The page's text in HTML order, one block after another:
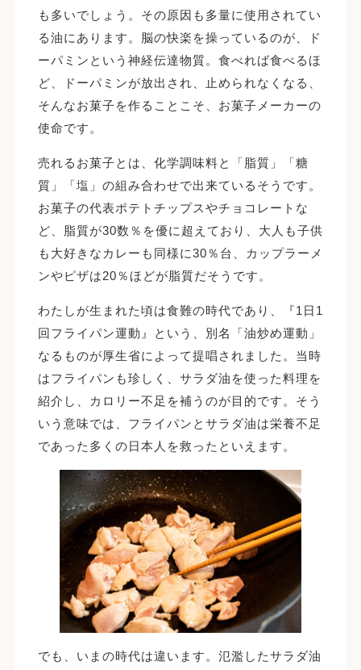
も多いでしょう。その原因も多量に使用されてい
る油にあります。脳の快楽を操っているのが、ド
ーパミンという神経伝達物質。食べれば食べるほ
ど、ドーパミンが放出され、止められなくなる、
そんなお菓子を作ることこそ、お菓子メーカーの
使命です。
売れるお菓子とは、化学調味料と「脂質」「糖
質」「塩」の組み合わせで出来ているそうです。
お菓子の代表ポテトチップスやチョコレートな
ど、脂質が30数％を優に超えており、大人も子供
も大好きなカレーも同様に30％台、カップラーメ
ンやピザは20％ほどが脂質だそうです。
わたしが生まれた頃は食難の時代であり、『1日1
回フライパン運動』という、別名「油炒め運動」
なるものが厚生省によって提唱されました。当時
はフライパンも珍しく、サラダ油を使った料理を
紹介し、カロリー不足を補うのが目的です。そう
いう意味では、フライパンとサラダ油は栄養不足
であった多くの日本人を救ったといえます。
でも、いまの時代は違います。氾濫したサラダ油